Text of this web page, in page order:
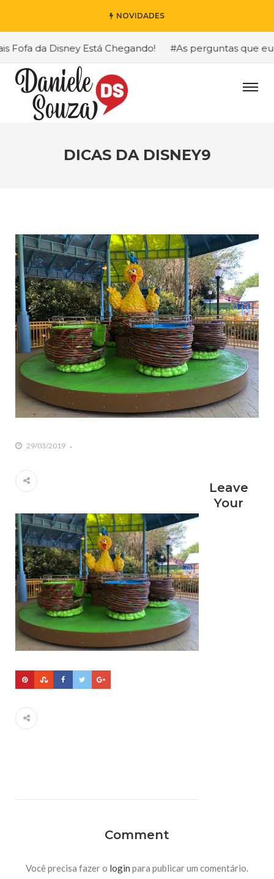
NOVIDADES
da Disney Está Chegando! #As perguntas que eu
DICAS DA DISNEY9
29/03/2019
Leave
Your
Comment
Você precisa fazer o login para publicar um comentário.